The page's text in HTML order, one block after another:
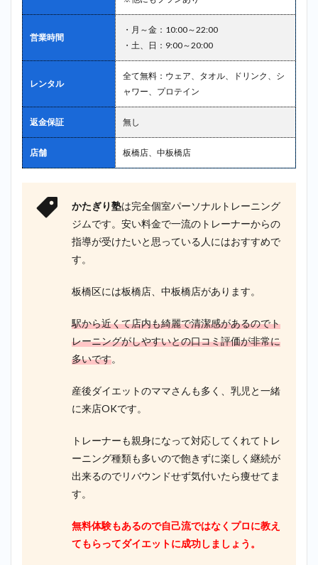
営業時間
・月～金：10:00～22:00
・土、日：9:00～20:00
レンタル
全て無料：ウェア、タオル、ドリンク、シ
ャワー、プロテイン
返金保証 無し
店舗 板橋店、中板橋店
かたぎり塾は完全個室パーソナルトレーニング
ジムです。安い料金で一流のトレーナーからの
指導が受けたいと思っている人にはおすすめで
す。
板橋区には板橋店、中板橋店があります。
駅から近くて店内も綺麗で清潔感があるのでト
レーニングがしやすいとの口コミ評価が非常に
多いです。
産後ダイエットのママさんも多く、乳児と一緒
に来店OKです。
トレーナーも親身になって対応してくれてトレ
ーニング種類も多いので飽きずに楽しく継続が
出来るのでリバウンドせず気付いたら痩せてま
す。
無料体験もあるので自己流ではなくプロに教え
てもらってダイエットに成功しましょう。